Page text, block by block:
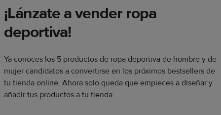
¡Lánzate a vender ropa
deportiva!
Ya conoces los 5 productos de ropa deportiva de hombre y de
mujer candidatos a convertirse en los próximos bestsellers de
tu tienda online. Ahora solo queda que empieces a diseñar y
añadir tus productos a tu tienda.